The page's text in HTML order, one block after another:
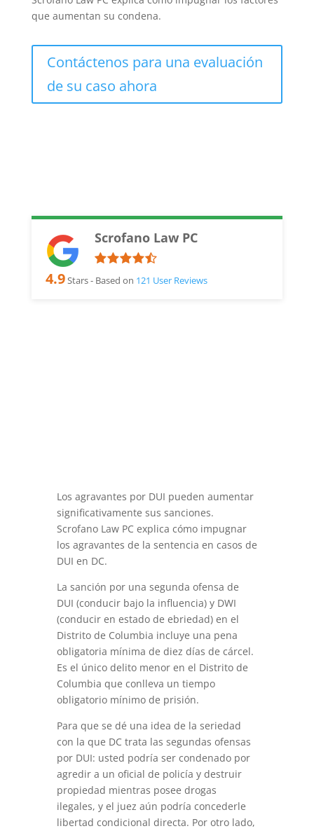
que aumentan su condena.
Contáctenos para una evaluación
de su caso ahora
Scrofano Law PC
4.9Stars - Based on 121 User Reviews
Los agravantes por DUI pueden aumentar
significativamente sus sanciones.
Scrofano Law PC explica cómo impugnar
los agravantes de la sentencia en casos de
DUI en DC.
La sanción por una segunda ofensa de
DUI (conducir bajo la influencia) y DWI
(conducir en estado de ebriedad) en el
Distrito de Columbia incluye una pena
obligatoria mínima de diez días de cárcel.
Es el único delito menor en el Distrito de
Columbia que conlleva un tiempo
obligatorio mínimo de prisión.
Para que se dé una idea de la seriedad
con la que DC trata las segundas ofensas
por DUI: usted podría ser condenado por
agredir a un oficial de policía y destruir
propiedad mientras posee drogas
ilegales, y el juez aún podría concederle
libertad condicional directa. Por otro lado,